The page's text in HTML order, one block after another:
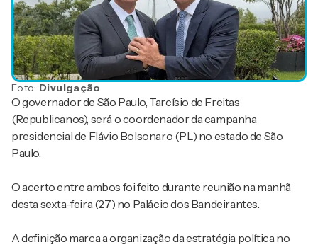
Foto: Divulgação
O governador de São Paulo, Tarcísio de Freitas
(Republicanos), será o coordenador da campanha
presidencial de Flávio Bolsonaro (PL) no estado de São
Paulo.
O acerto entre ambos foi feito durante reunião na manhã
desta sexta-feira (27) no Palácio dos Bandeirantes.
A definição marca a organização da estratégia política no